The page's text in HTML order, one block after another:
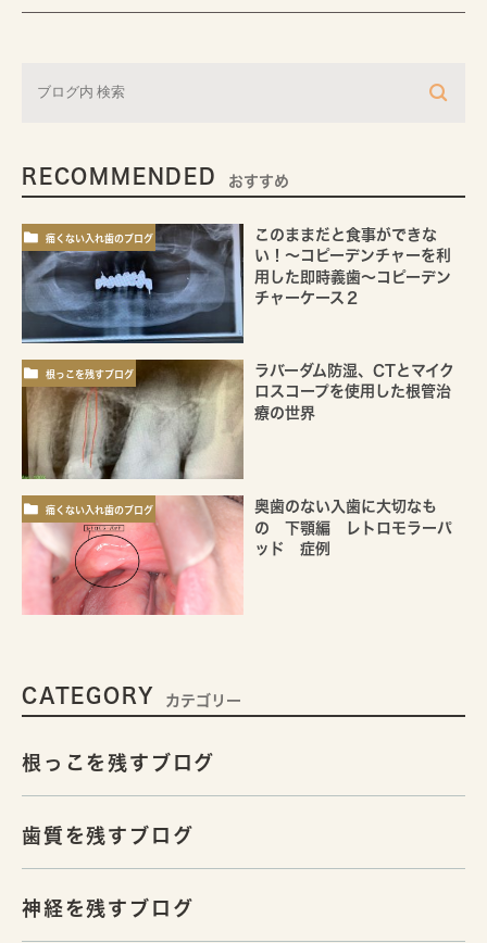
RECOMMENDED おすすめ
痛くない入れ歯のブログ
このままだと食事ができな
い！～コピーデンチャーを利
用した即時義歯～コピーデン
チャーケース２
根っこを残すブログ
ラバーダム防湿、CTとマイク
ロスコープを使用した根管治
療の世界
痛くない入れ歯のブログ
奥歯のない入歯に大切なも
の 下顎編 レトロモラーパ
ッド 症例
CATEGORY カテゴリー
根っこを残すブログ
歯質を残すブログ
神経を残すブログ